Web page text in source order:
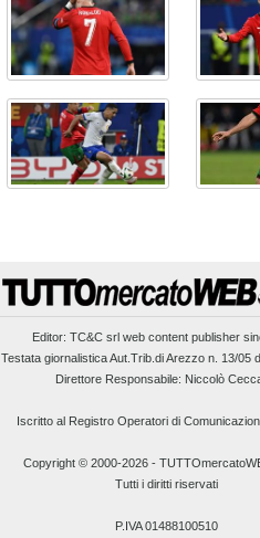
Editor: TC&C srlweb content publisher
Testata giornalistica Aut.Trib.di Arezzo n. 13/05
Direttore Responsabile: Niccolò
Iscritto al Registro Operatori di
Copyright © 2000-2026-
Tutti i diritti riservati
P.IVA 01488100510